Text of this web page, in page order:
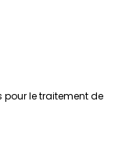
pour le traitement de